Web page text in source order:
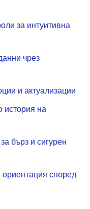
за интуитивна
чрез
и актуализации
на
бърз и сигурен
според